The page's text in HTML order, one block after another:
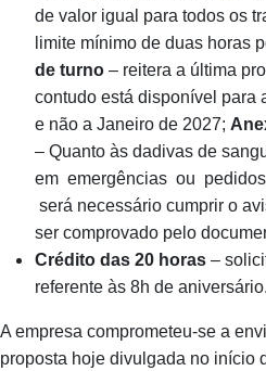
de valor igual para todos os
limite mínimo de duas horas
de turno – reitera a última
contudo está disponível para
e não a Janeiro de 2027;
– Quanto às dadivas de
em emergências ou
será necessário cumprir o
ser comprovado pelo
Crédito das 20 horas –
referente às 8h de aniversário.
A empresa comprometeu-se a
proposta hoje divulgada no início